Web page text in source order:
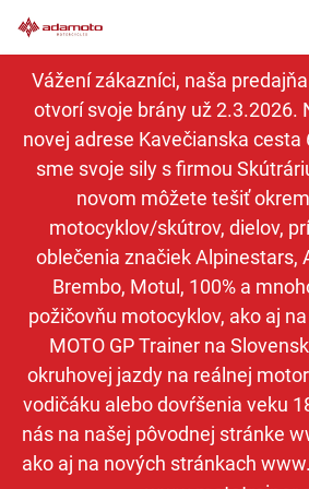
na
obsah
Vážení zákazníci, naša
otvorí svoje brány už 2.3.2026.
novej adrese Kavečianska cesta
sme svoje sily s firmou
novom môžete tešiť
motocyklov/skútrov, dielov,
oblečenia značiek Alpinestars,
Brembo, Motul, 100% a
požičovňu motocyklov, ako aj
MOTO GP Trainer na
okruhovej jazdy na reálnej
vodičáku alebo dovŕšenia veku
nás na našej pôvodnej stránke
ako aj na nových stránkach